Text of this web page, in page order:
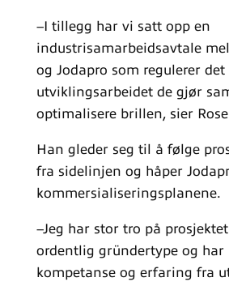
–I tillegg har vi satt opp en
industrisamarbeidsavtale
og Jodapro som regulerer det
utviklingsarbeidet de gjør
optimalisere brillen, sier
Han gleder seg til å følge
fra sidelinjen og håper
kommersialiseringsplanene.
–Jeg har stor tro på
ordentlig gründertype og har
kompetanse og erfaring fra